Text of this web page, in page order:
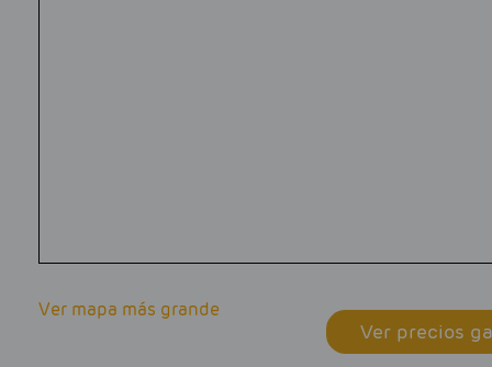
Ver mapa más grande
Ver precios